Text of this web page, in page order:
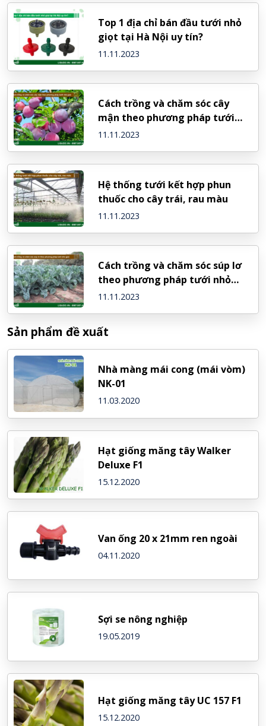
Top 1 địa chỉ bán đầu tưới nhỏ
giọt tại Hà Nội uy tín?
11.11.2023
Cách trồng và chăm sóc cây
mận theo phương pháp tưới
nhỏ giọt
11.11.2023
Hệ thống tưới kết hợp phun
thuốc cho cây trái, rau màu
11.11.2023
Cách trồng và chăm sóc súp lơ
theo phương pháp tưới nhỏ
giọt
11.11.2023
Sản phẩm đề xuất
Nhà màng mái cong (mái vòm)
NK-01
11.03.2020
Hạt giống măng tây Walker
Deluxe F1
15.12.2020
Van ống 20 x 21mm ren ngoài
04.11.2020
Sợi se nông nghiệp
19.05.2019
Hạt giống măng tây UC 157 F1
15.12.2020